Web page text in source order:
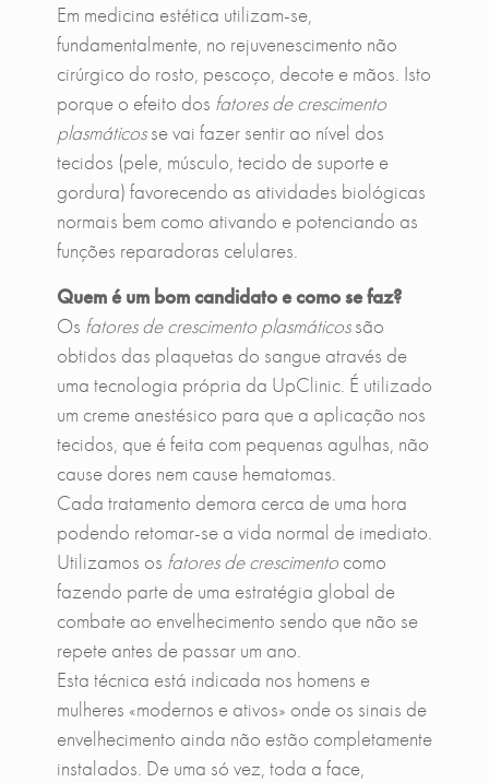
Em medicina estética utilizam-se,
fundamentalmente, no rejuvenescimento não
cirúrgico do rosto, pescoço, decote e mãos. Isto
porque o efeito dos fatores de crescimento
plasmáticosse vai fazer sentir ao nível dos
tecidos (pele, músculo, tecido de suporte e
gordura) favorecendo as atividades biológicas
normais bem como ativando e potenciando as
funções reparadoras celulares.
Quem é um bom candidato e como se faz?
Os fatores de crescimento plasmáticossão
obtidos das plaquetas do sangue através de
uma tecnologia própria da UpClinic. É utilizado
um creme anestésico para que a aplicação nos
tecidos, que é feita com pequenas agulhas, não
cause dores nem cause hematomas.
Cada tratamento demora cerca de uma hora
podendo retomar-se a vida normal de imediato.
Utilizamos os fatores de crescimentocomo
fazendo parte de uma estratégia global de
combate ao envelhecimento sendo que não se
repete antes de passar um ano.
Esta técnica está indicada nos homens e
mulheres «modernos e ativos» onde os sinais de
envelhecimento ainda não estão completamente
instalados. De uma só vez, toda a face,